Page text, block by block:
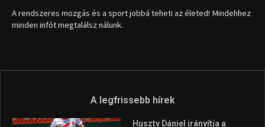
A rendszeres mozgás és a sport jobbá teheti az életed! Mindehhez
minden infót megtalálsz nálunk.
A legfrissebb hírek
Huszty Dániel irányítja a